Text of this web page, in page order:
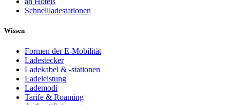
Schnellladestationen
Wissen
Formen der E-Mobilität
Ladestecker
Ladekabel & -stationen
Ladeleistung
Lademodi
Tarife & Roaming